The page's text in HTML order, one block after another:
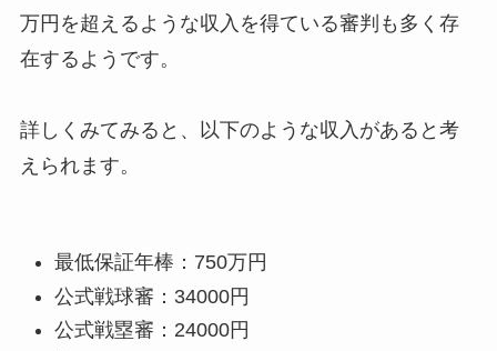
万円を超えるような収入を得ている審判も多く存
在するようです。
詳しくみてみると、以下のような収入があると考
えられます。
最低保証年棒：750万円
公式戦球審：34000円
公式戦塁審：24000円